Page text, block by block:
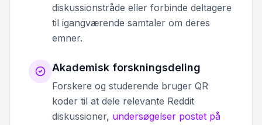
diskussionstråde eller forbinde deltagere
til igangværende samtaler om deres
emner.
Akademisk forskningsdeling
Forskere og studerende bruger QR
koder til at dele relevante Reddit
diskussioner, undersøgelser postet på